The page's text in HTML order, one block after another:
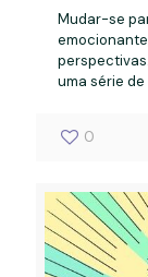
Mudar-se
uma série
0